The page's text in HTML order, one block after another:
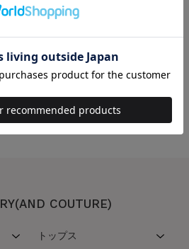
ービスを停止させていただいております
COUTURE)
トップス